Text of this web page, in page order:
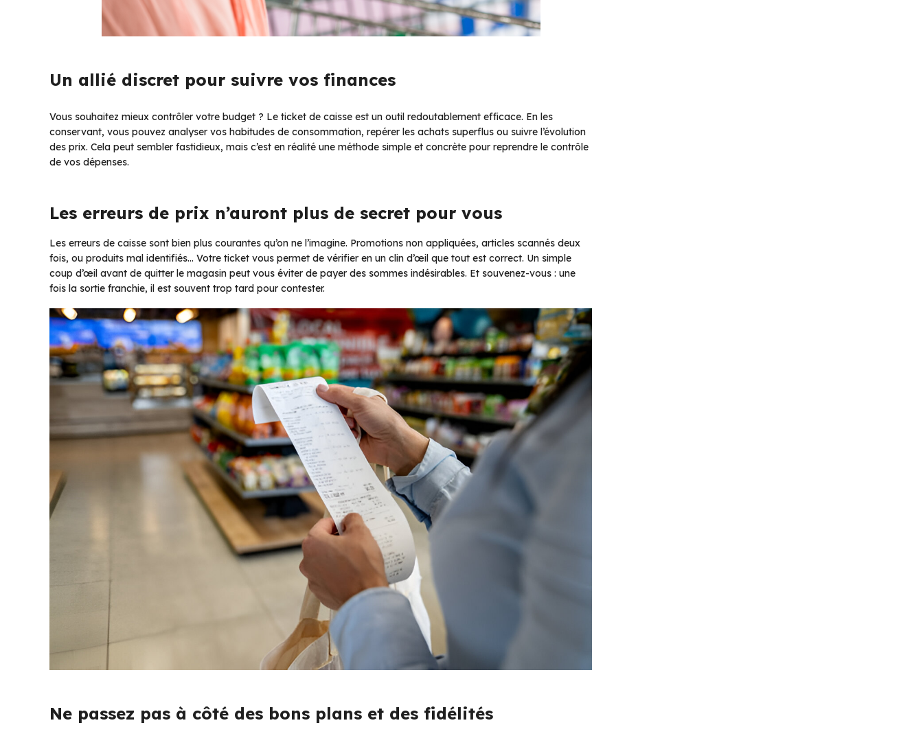
Un allié discret pour suivre vos finances
Vous souhaitez mieux contrôler votre budget ? Le ticket de caisse est un outil redoutablement efficace. En les
conservant, vous pouvez analyser vos habitudes de consommation, repérer les achats superflus ou suivre l’évolution
des prix. Cela peut sembler fastidieux, mais c’est en réalité une méthode simple et concrète pour reprendre le contrôle
de vos dépenses.
Les erreurs de prix n’auront plus de secret pour vous
Les erreurs de caisse sont bien plus courantes qu’on ne l’imagine. Promotions non appliquées, articles scannés deux
fois, ou produits mal identifiés… Votre ticket vous permet de vérifier en un clin d’œil que tout est correct. Un simple
coup d’œil avant de quitter le magasin peut vous éviter de payer des sommes indésirables. Et souvenez-vous : une
fois la sortie franchie, il est souvent trop tard pour contester.
Ne passez pas à côté des bons plans et des fidélités